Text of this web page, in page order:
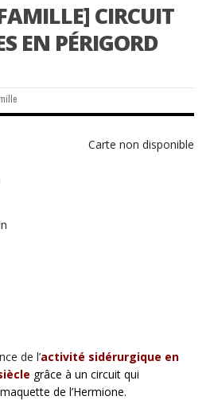
CIRCUIT
EN PÉRIGORD
Carte non disponible
de l’activité sidérurgique en
grâce à un circuit qui
de l’Hermione.